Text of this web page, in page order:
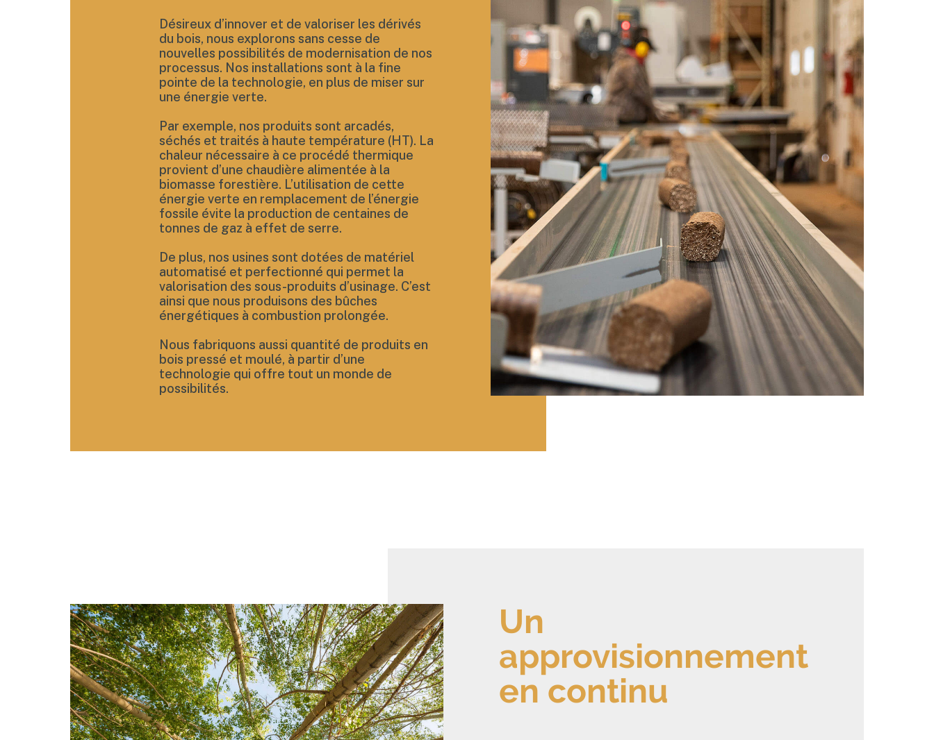
Désireux d’innover et de valoriser les dérivés
du bois, nous explorons sans cesse de
nouvelles possibilités de modernisation de nos
processus. Nos installations sont à la fine
pointe de la technologie, en plus de miser sur
une énergie verte.
Par exemple, nos produits sont arcadés,
séchés et traités à haute température (HT). La
chaleur nécessaire à ce procédé thermique
provient d’une chaudière alimentée à la
biomasse forestière. L’utilisation de cette
énergie verte en remplacement de l’énergie
fossile évite la production de centaines de
tonnes de gaz à effet de serre.
De plus, nos usines sont dotées de matériel
automatisé et perfectionné qui permet la
valorisation des sous-produits d’usinage. C’est
ainsi que nous produisons des bûches
énergétiques à combustion prolongée.
Nous fabriquons aussi quantité de produits en
bois pressé et moulé, à partir d’une
technologie qui offre tout un monde de
possibilités.
Un
approvisionnement
en continu